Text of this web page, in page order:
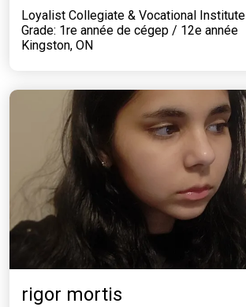
Loyalist Collegiate & Vocational Institute
Grade: 1re année de cégep / 12e année
Kingston, ON
rigor mortis